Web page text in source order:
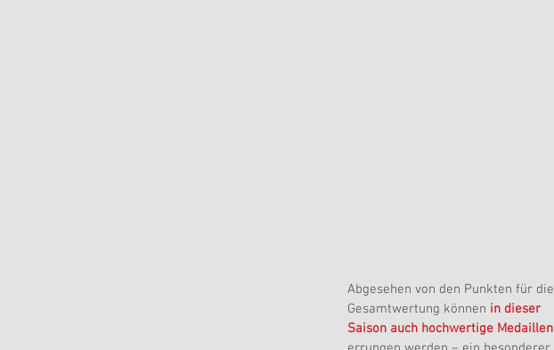
Abgesehen von den Punkten für die
Gesamtwertung können in dieser
Saison auch hochwertige Medaillen